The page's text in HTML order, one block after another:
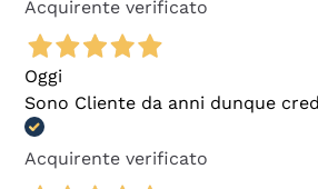
Acquirente verificato
Oggi
Sono Cliente da anni dunque
Acquirente verificato